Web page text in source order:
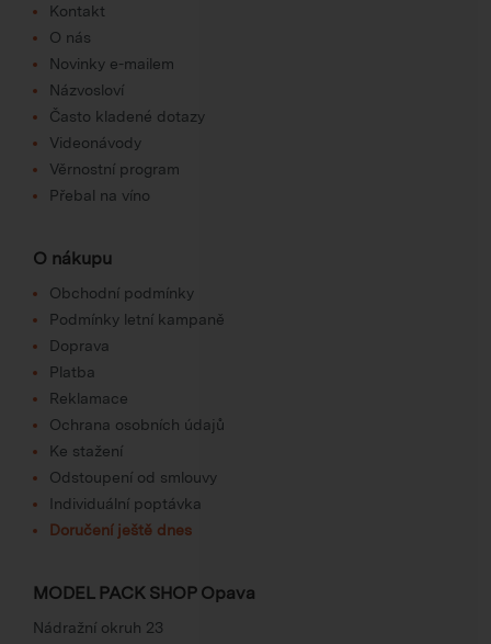
Kontakt
O nás
Novinky e-mailem
Názvosloví
Často kladené dotazy
Videonávody
Věrnostní program
Přebal na víno
O nákupu
Obchodní podmínky
Podmínky letní kampaně
Doprava
Platba
Reklamace
Ochrana osobních údajů
Ke stažení
Odstoupení od smlouvy
Individuální poptávka
Doručení ještě dnes
MODEL PACK SHOP Opava
Nádražní okruh 23